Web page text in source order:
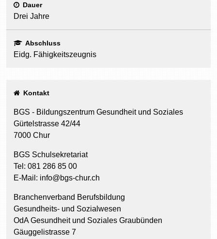
Dauer
Drei Jahre
Abschluss
Eidg. Fähigkeitszeugnis
Kontakt
BGS - Bildungszentrum Gesundheit und Soziales
Gürtelstrasse 42/44
7000 Chur
BGS Schulsekretariat
Tel: 081 286 85 00
E-Mail: info@bgs-chur.ch
Branchenverband Berufsbildung
Gesundheits- und Sozialwesen
OdA Gesundheit und Soziales Graubünden
Gäuggelistrasse 7